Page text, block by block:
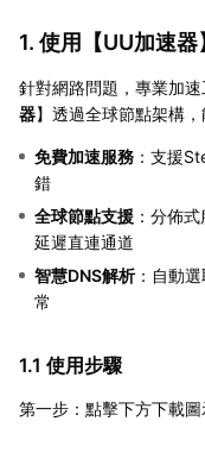
1. 使用【UU加速器
針對網路問題，專業加
器】透過全球節點架構
免費加速服務 ：支援
錯
全球節點支援 ：分佈
延遲直連通道
智慧DNS解析：自動
常
1.1 使用步驟
第一步：點擊下方下載